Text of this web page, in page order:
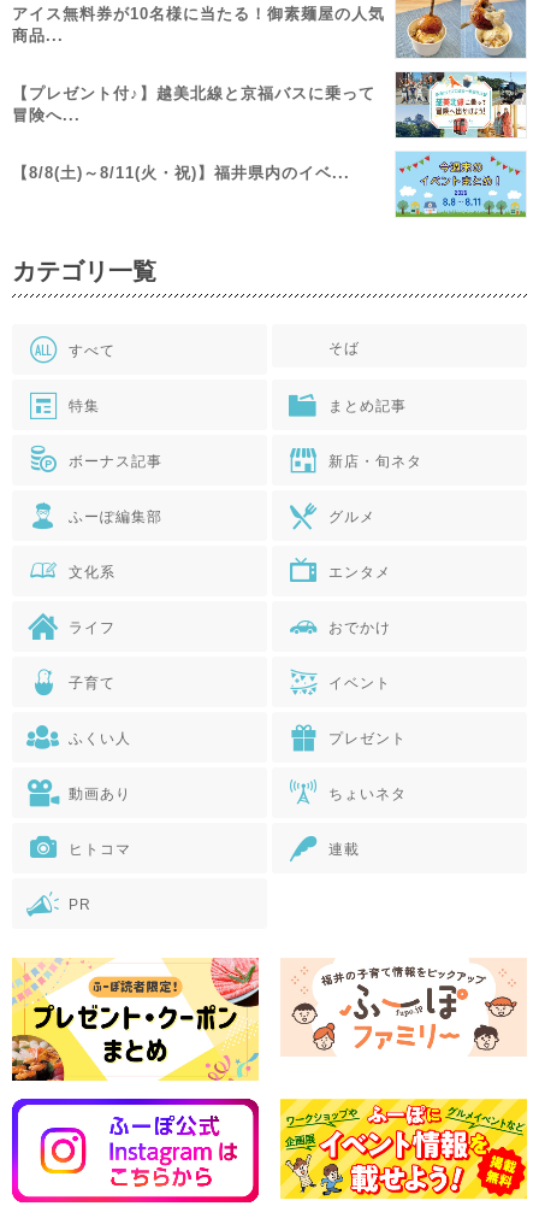
アイス無料券が10名様に当たる！御素麺屋の人気
商品...
【プレゼント付♪】越美北線と京福バスに乗って
冒険へ...
【8/8(土)～8/11(火・祝)】福井県内のイベ...
カテゴリ一覧
すべて そば
特集 まとめ記事
ボーナス記事 新店・旬ネタ
ふーぽ編集部 グルメ
文化系 エンタメ
ライフ おでかけ
子育て イベント
ふくい人 プレゼント
動画あり ちょいネタ
ヒトコマ 連載
PR